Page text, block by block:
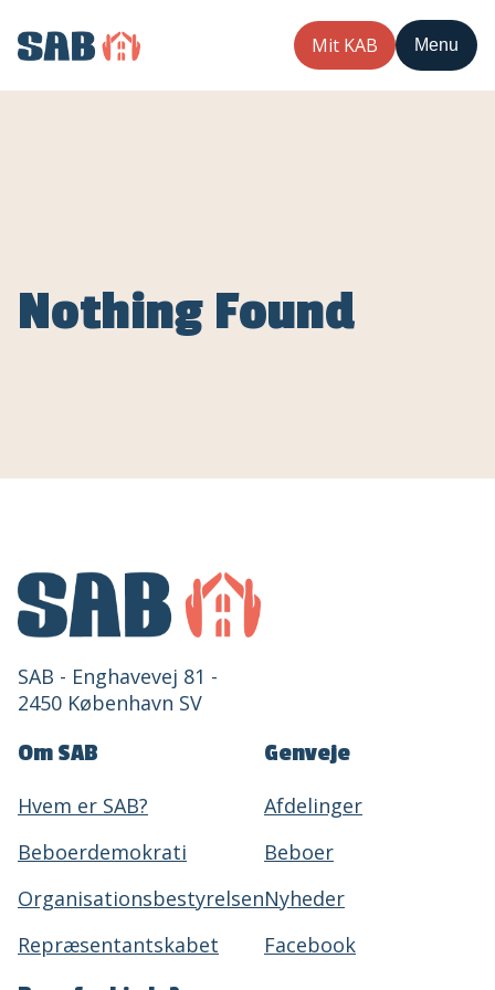
Mit KAB Menu
Nothing Found
SAB - Enghavevej 81 -
2450 København SV
Om SAB
Hvem er SAB?
Beboerdemokrati
Organisationsbestyrelsen
Repræsentantskabet
Genveje
Afdelinger
Beboer
Nyheder
Facebook